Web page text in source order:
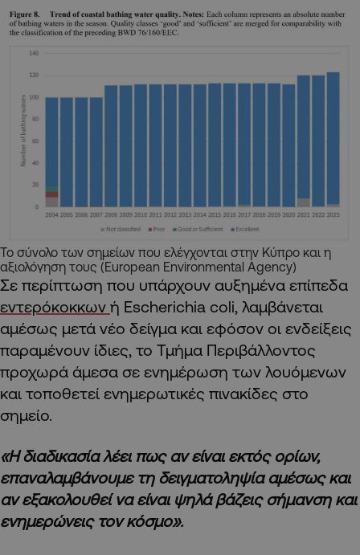
Το σύνολο των σημείων που ελέγχονται στην Κύπρο και η
αξιολόγηση τους (European Environmental Agency)
Σε περίπτωση που υπάρχουν αυξημένα επίπεδα
εντερόκοκκων ή Escherichia coli, λαμβάνεται
αμέσως μετά νέο δείγμα και εφόσον οι ενδείξεις
παραμένουν ίδιες, το Τμήμα Περιβάλλοντος
προχωρά άμεσα σε ενημέρωση των λουόμενων
και τοποθετεί ενημερωτικές πινακίδες στο
σημείο.
«Η διαδικασία λέει πως αν είναι εκτός ορίων,
επαναλαμβάνουμε τη δειγματοληψία αμέσως και
αν εξακολουθεί να είναι ψηλά βάζεις σήμανση και
ενημερώνεις τον κόσμο».